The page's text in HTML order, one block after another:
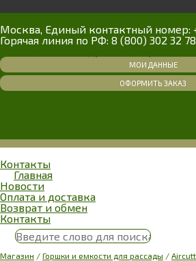
Москва, Единый контактный номер:
Горячая линия по РФ: 8 (800) 302 32
МОИ ДАННЫЕ
ОФОРМИТЬ ЗАКАЗ
Контакты
Главная
Новости
Оплата и доставка
Возврат и обмен
Контакты
Магазин / Горшки и емкости для рассады /